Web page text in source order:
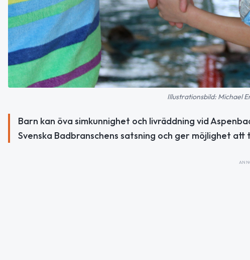
Illustrationsbild: Michael
Barn kan öva simkunnighet och livräddning vid
Svenska Badbranschens satsning och ger möjlighet att